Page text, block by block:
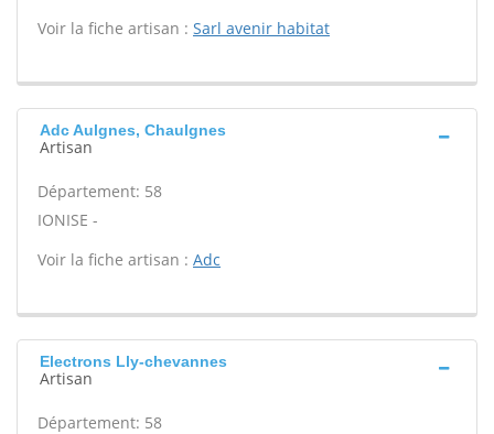
Voir la fiche artisan : Sarl avenir habitat
Adc Aulgnes, Chaulgnes
Artisan
Département: 58
IONISE -
Voir la fiche artisan : Adc
Electrons Lly-chevannes
Artisan
Département: 58